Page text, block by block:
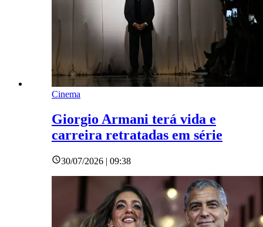
Cinema
Giorgio Armani terá vida e
carreira retratadas em série
30/07/2026 | 09:38